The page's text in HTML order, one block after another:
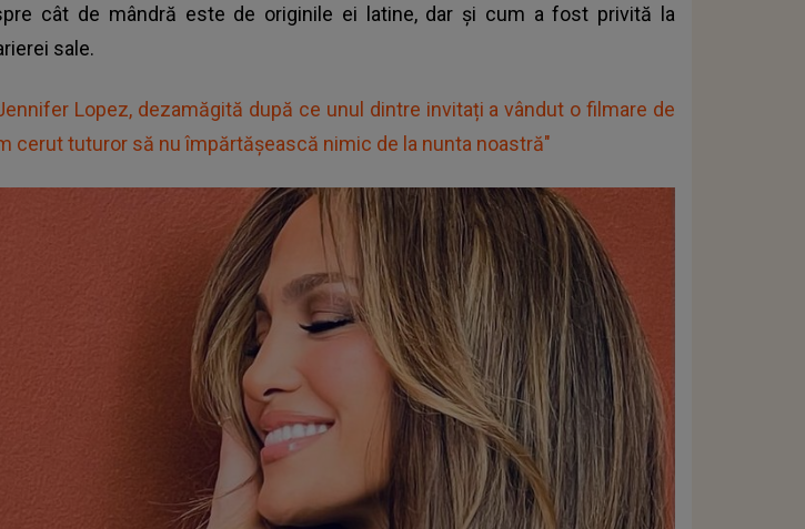
cât de mândră este de originile ei latine, dar și cum a fost privită la
sale.
Lopez, dezamăgită după ce unul dintre invitați a vândut o filmare de
cerut tuturor să nu împărtășească nimic de la nunta noastră"